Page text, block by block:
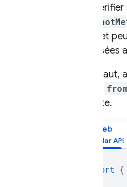
Pour
cache et
actualisées
Par défaut,
d'écoute.
Web
import {